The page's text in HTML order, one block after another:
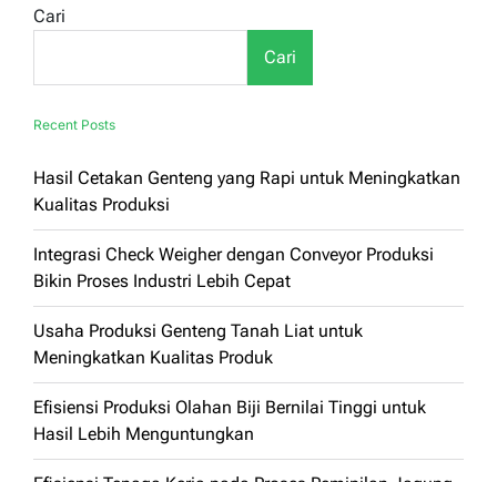
Cari
Cari
Recent Posts
Hasil Cetakan Genteng yang Rapi untuk Meningkatkan
Kualitas Produksi
Integrasi Check Weigher dengan Conveyor Produksi
Bikin Proses Industri Lebih Cepat
Usaha Produksi Genteng Tanah Liat untuk
Meningkatkan Kualitas Produk
Efisiensi Produksi Olahan Biji Bernilai Tinggi untuk
Hasil Lebih Menguntungkan